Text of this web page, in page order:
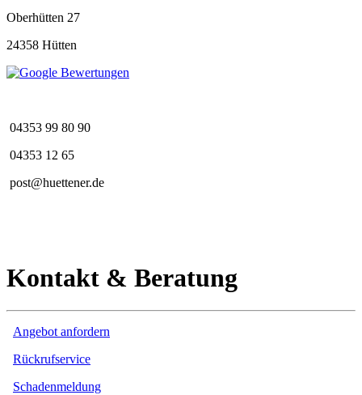
Oberhütten 27
24358 Hütten
04353 99 80 90
04353 12 65
post@huettener.de
Kontakt & Beratung
Angebot anfordern
Rückrufservice
Schadenmeldung